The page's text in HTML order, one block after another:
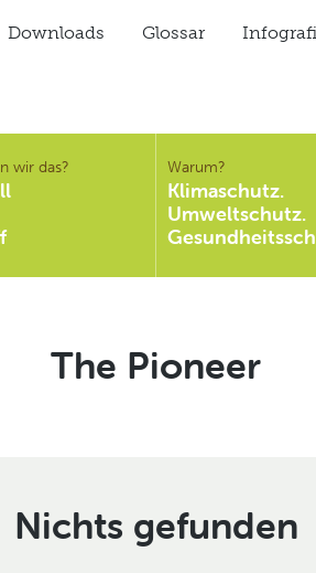
Downloads Glossar
wir das? Warum?
Klimaschutz.
Umweltschutz.
Schlagwort:
The Pioneer
Nichts gefunden